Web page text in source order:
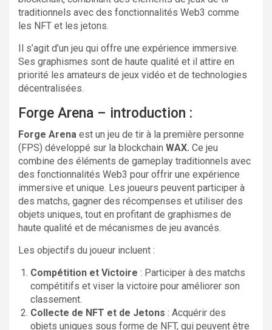
traditionnels avec des fonctionnalités Web3 comme
les NFT et les jetons.
Il s’agit d’un jeu qui offre une expérience immersive.
Ses graphismes sont de haute qualité et il attire en
priorité les amateurs de jeux vidéo et de technologies
décentralisées.
Forge Arena – introduction :
Forge Arena est un jeu de tir à la première personne
(FPS) développé sur la blockchain WAX. Ce jeu
combine des éléments de gameplay traditionnels avec
des fonctionnalités Web3 pour offrir une expérience
immersive et unique. Les joueurs peuvent participer à
des matchs, gagner des récompenses et utiliser des
objets uniques, tout en profitant de graphismes de
haute qualité et de mécanismes de jeu avancés.
Les objectifs du joueur incluent :
Compétition et Victoire : Participer à des matchs
compétitifs et viser la victoire pour améliorer son
classement.
Collecte de NFT et de Jetons : Acquérir des
objets uniques sous forme de NFT, qui peuvent être